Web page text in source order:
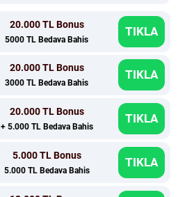
20.000 TL Bonus
5000 TL Bedava Bahis
TIKLA
20.000 TL Bonus
3000 TL Bedava Bahis
TIKLA
20.000 TL Bonus
+ 5.000 TL Bedava Bahis
TIKLA
5.000 TL Bonus
5.000 TL Bedava Bahis
TIKLA